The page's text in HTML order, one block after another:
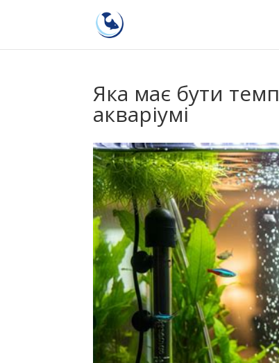
Яка має бути
акваріумі